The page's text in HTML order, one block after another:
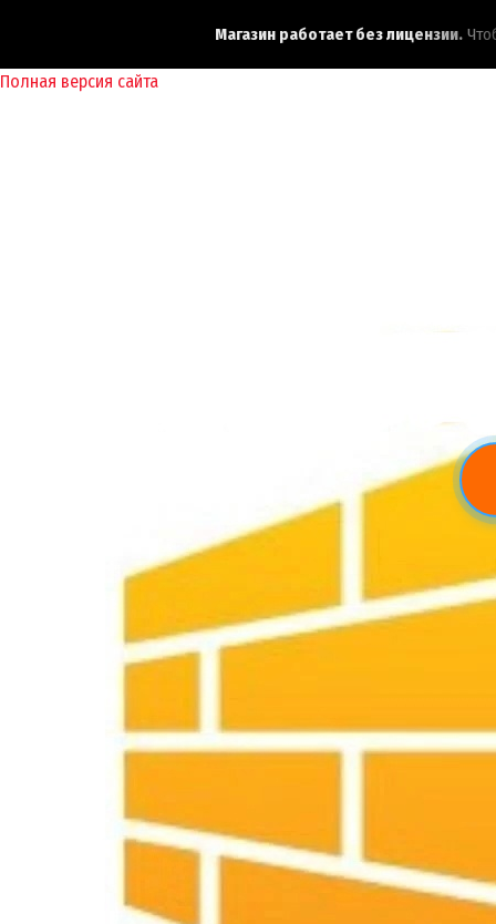
Магазин работает без лицензии.
Полная версия сайта